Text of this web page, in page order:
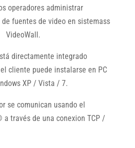
operadores administrar
fuentes de video en sistemass
VideoWall.
directamente integrado
cliente puede instalarse en PC
XP / Vista / 7.
se comunican usando el
a través de una conexion TCP /